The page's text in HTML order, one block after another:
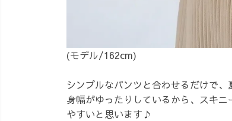
(モデル/162cm)
シンプルなパンツと合わせるだけで、
身幅がゆったりしているから、スキ
やすいと思います♪